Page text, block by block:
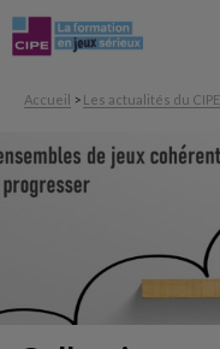
Accueil > Les actualités du CIPE